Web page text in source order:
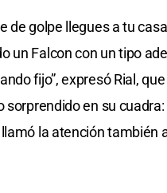
de golpe llegues a tu
un Falcon con un tipo
fijo”, expresó Rial,
sorprendido en su cuadra:
la atención también